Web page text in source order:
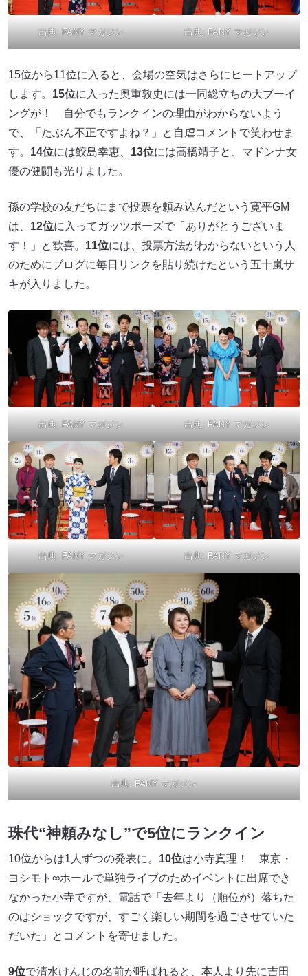
出典: FANY マガジン 出典: FANY マガジン
15位から11位に入ると、会場の空気はさらにヒートアップ
します。 15位に入った奥重敦史には一同総立ちの大ブーイ
ングが！ 自分でもランクインの理由がわからないよう
で、「たぶん不正ですよね？」と自虐コメントで笑わせま
す。 14位には鮫島幸恵、 13位には高橋靖子と、マドンナ女
優の健闘も光りました。
孫の学校の友だちにまで投票を頼み込んだという寛平GM
は、 12位に入ってガッツポーズで「ありがとうございま
す！」と歓喜。 11位には、投票方法がわからないという人
のためにブログに毎日リンクを貼り続けたという五十嵐サ
キが入りました。
出典: FANY マガジン 出典: FANY マガジン
出典: FANY マガジン 出典: FANY マガジン
出典: FANY マガジン
珠代“神頼みなし”で5位にランクイン
10位からは1人ずつの発表に。 10位は小寺真理！ 東京・
ヨシモト∞ホールで単独ライブのためイベントに出席でき
なかった小寺ですが、電話で「去年より（順位が）落ちた
のはショックですが、すごく楽しい期間を過ごさせていた
だいた」とコメントを寄せました。
9位で清水けんじの名前が呼ばれると、本人より先に吉田